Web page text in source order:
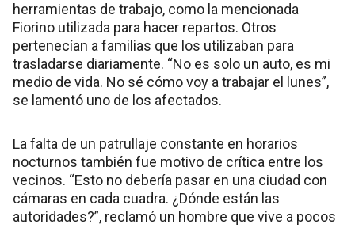
herramientas de trabajo, como la mencionada
Fiorino utilizada para hacer repartos. Otros
pertenecían a familias que los utilizaban para
trasladarse diariamente. “No es solo un auto, es mi
medio de vida. No sé cómo voy a trabajar el lunes”,
se lamentó uno de los afectados.
La falta de un patrullaje constante en horarios
nocturnos también fue motivo de crítica entre los
vecinos. “Esto no debería pasar en una ciudad con
cámaras en cada cuadra. ¿Dónde están las
autoridades?”, reclamó un hombre que vive a pocos